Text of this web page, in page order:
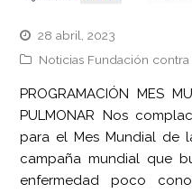
28 abril, 2023
Noticias Fundación
PROGRAMACIÓN MES
PULMONAR Nos
para el Mes Mundial de
campaña mundial que
enfermedad poco